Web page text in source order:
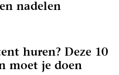
nadelen
huren? Deze 10
moet je doen